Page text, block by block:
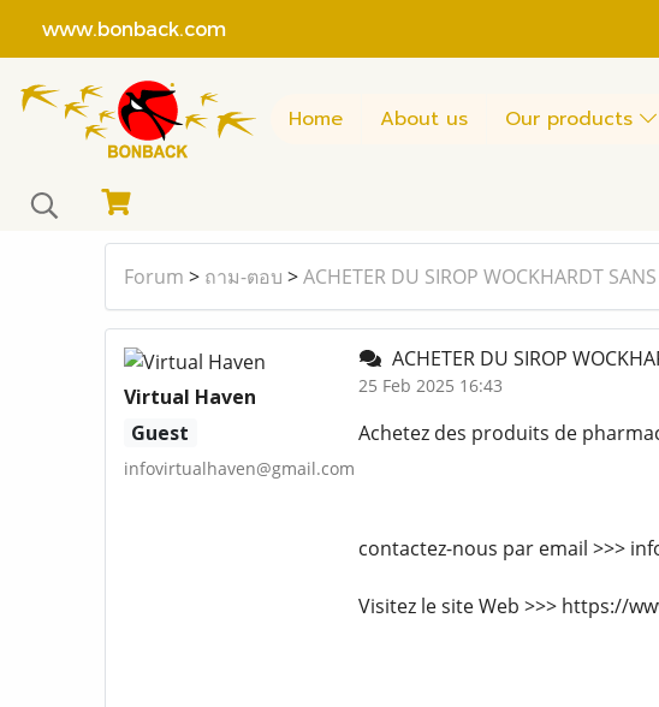
www.bonback.com
Home About us Our products
Forum > ถาม-ตอบ >ACHETER DU SIROP WOCKHARDT
Virtual Haven
Guest
infovirtualhaven@gmail.com
ACHETER DU SIROP
25 Feb 2025 16:43
Achetez des produits de
contactez-nous par email >>>
Visitez le site Web >>> https://